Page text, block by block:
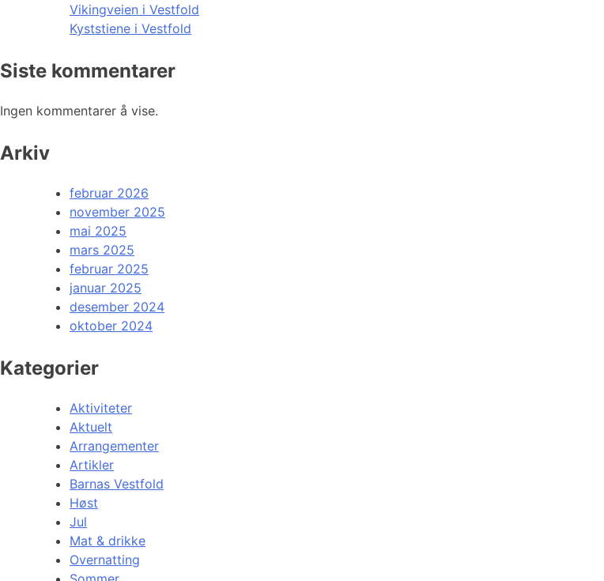
Vikingveien i Vestfold
Kyststiene i Vestfold
Siste kommentarer
Ingen kommentarer å vise.
Arkiv
februar 2026
november 2025
mai 2025
mars 2025
februar 2025
januar 2025
desember 2024
oktober 2024
Kategorier
Aktiviteter
Aktuelt
Arrangementer
Artikler
Barnas Vestfold
Høst
Jul
Mat & drikke
Overnatting